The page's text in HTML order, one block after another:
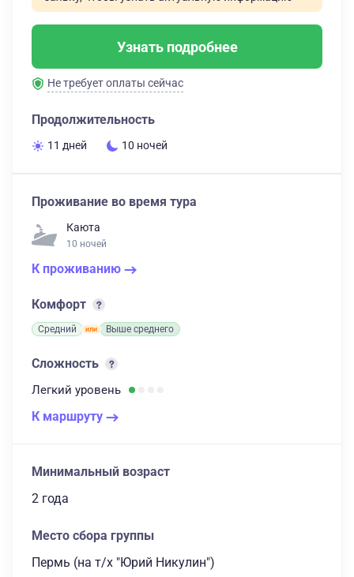
Узнать подробнее
Не требует оплаты сейчас
Продолжительность
11 дней 10 ночей
Проживание во время тура
Каюта
10 ночей
К проживанию
Комфорт
Средний Выше среднего
Сложность
Легкий уровень
К маршруту
Минимальный возраст
2 года
Место сбора группы
Пермь (на т/х "Юрий Никулин")